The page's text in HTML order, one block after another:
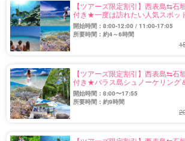
【ツアーズ限定割引】西表島⇆石
付き★一度は訪れたい人気スポッ
ーケリング半日コース★写真無料
開始時間：8:00-12:00 / 11:00-17:05
所要時間：約4～6時間
【ツアーズ限定割引】西表島⇆石
付き★バラス島シュノーケリング
光ツアー★写真無料（No.544）
開始時間：8:00〜17:55
所要時間：約9時間